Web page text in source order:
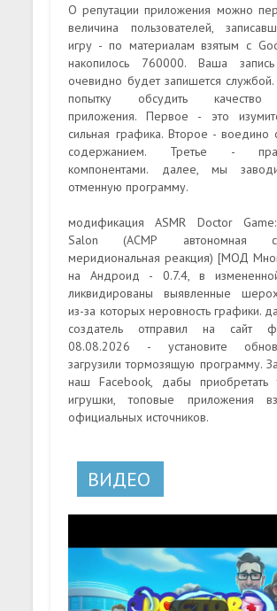
О репутации приложения можно
величина пользователей,
игру - по материалам взятым с
накопилось 760000. Ваша
очевидно будет запишется
попытку обсудить качество
приложения. Первое - это
сильная графика. Второе - воедино
содержанием. Третье -
компонентами. далее, мы
отменную программу.
модификация ASMR Doctor
Salon (АСМР автономная
меридиональная реакция) [МОД
на Андроид - 0.7.4, в
ликвидированы выявленные
из-за которых неровность графики.
создатель отправил на сайт
08.08.2026 - установите
загрузили тормозящую программу.
наш Facebook, дабы приобретать
игрушки, топовые приложения
официальных источников.
ВИДЕО